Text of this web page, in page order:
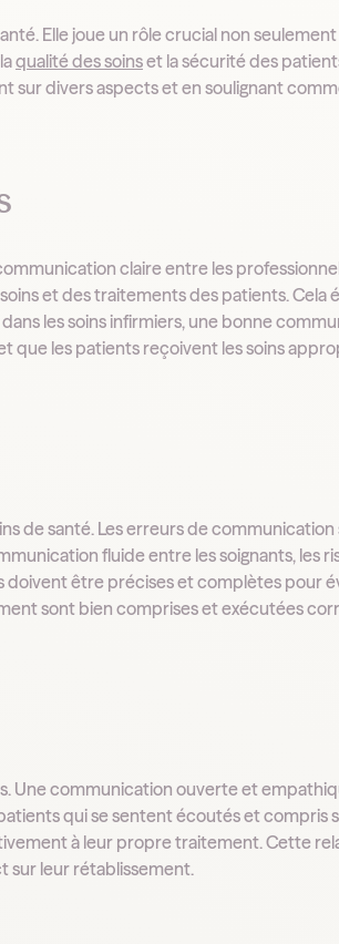
Elle joue un rôle crucial non seulement
qualité des soinset la sécurité des
sur divers aspects et en soulignant
claire entre les
et des traitements des patients. Cela
les soins infirmiers, une bonne
les patients reçoivent les soins
de santé. Les erreurs de
fluide entre les soignants, les
doivent être précises et complètes pour
sont bien comprises et exécutées
Une communication ouverte et
qui se sentent écoutés et compris
à leur propre traitement. Cette
sur leur rétablissement.